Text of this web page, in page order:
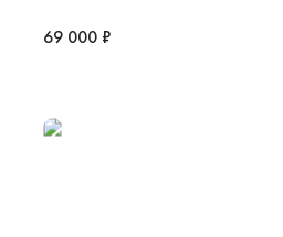
69 000 ₽